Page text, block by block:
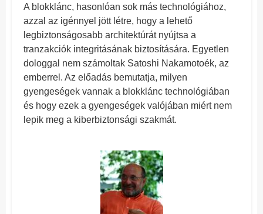
A blokklánc, hasonlóan sok más technológiához,
azzal az igénnyel jött létre, hogy a lehető
legbiztonságosabb architektúrát nyújtsa a
tranzakciók integritásának biztosítására. Egyetlen
dologgal nem számoltak Satoshi Nakamotoék, az
emberrel. Az előadás bemutatja, milyen
gyengeségek vannak a blokklánc technológiában
és hogy ezek a gyengeségek valójában miért nem
lepik meg a kiberbiztonsági szakmát.